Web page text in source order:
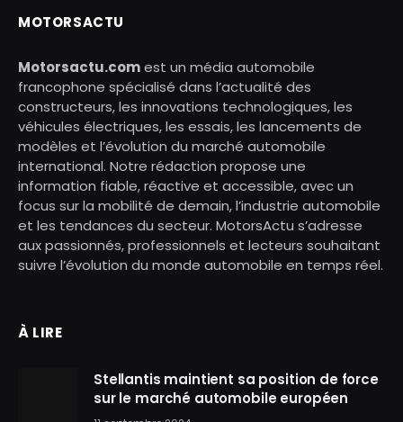
MOTORSACTU
Motorsactu.comest un média automobile
francophone spécialisé dans l’actualité des
constructeurs, les innovations technologiques, les
véhicules électriques, les essais, les lancements de
modèles et l’évolution du marché automobile
international. Notre rédaction propose une
information fiable, réactive et accessible, avec un
focus sur la mobilité de demain, l’industrie automobile
et les tendances du secteur. MotorsActu s’adresse
aux passionnés, professionnels et lecteurs souhaitant
suivre l’évolution du monde automobile en temps réel.
À LIRE
Stellantis maintient sa position de force
sur le marché automobile européen